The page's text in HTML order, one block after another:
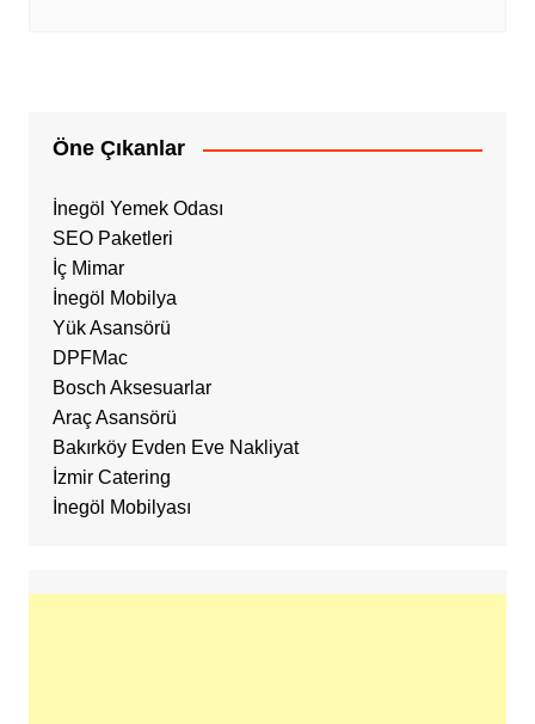
Öne Çıkanlar
İnegöl Yemek Odası
SEO Paketleri
İç Mimar
İnegöl Mobilya
Yük Asansörü
DPFMac
Bosch Aksesuarlar
Araç Asansörü
Bakırköy Evden Eve Nakliyat
İzmir Catering
İnegöl Mobilyası